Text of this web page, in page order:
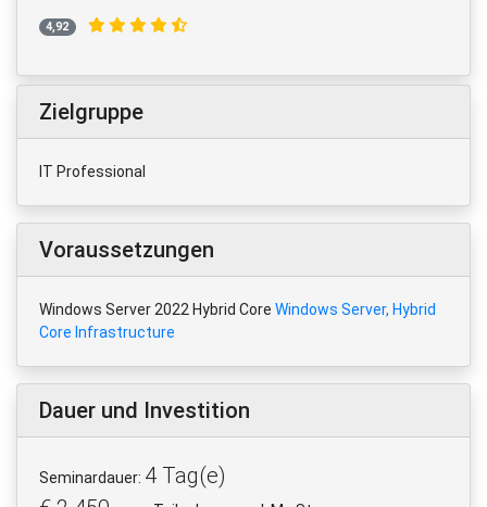
4,92
Zielgruppe
IT Professional
Voraussetzungen
Windows Server 2022 Hybrid Core Windows Server, Hybrid
Core Infrastructure
Dauer und Investition
Seminardauer: 4 Tag(e)